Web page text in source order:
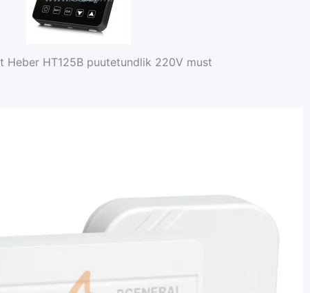
Heber HT125B puutetundlik 220V must